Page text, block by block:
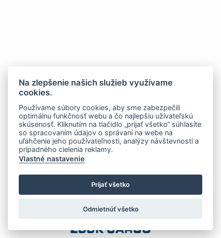
Na zlepšenie našich služieb využívame
cookies.
Používame súbory cookies, aby sme zabezpečili
optimálnu funkčnosť webu a čo najlepšiu užívateľskú
skúsenosť. Kliknutím na tlačidlo „prijať všetko“ súhlasíte
so spracovaním údajov o správaní na webe na
uľahčenie jeho používateľnosti, analýzy návštevnosti a
prípadného cielenia reklamy.
Vlastné nastavenie
Prijať všetko
Odmietnúť všetko